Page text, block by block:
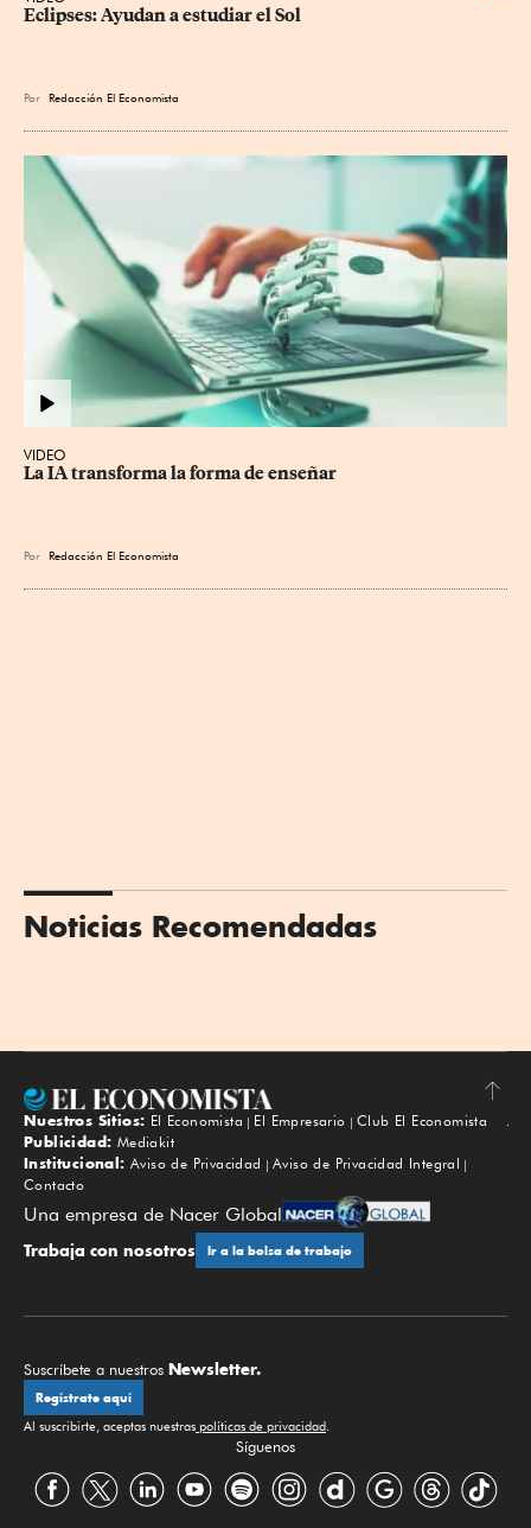
Eclipses: Ayudan a estudiar el Sol
Por Redacción El Economista
VIDEO
La IA transforma la forma de enseñar
Por Redacción El Economista
Noticias Recomendadas
Subir
Nuestros Sitios: El Economista El Empresario
Club El Economista
Publicidad: Mediakit
Institucional: Aviso de Privacidad
Aviso de Privacidad Integral
Contacto
Una empresa de Nacer Global
Trabaja con nosotros Ir a la bolsa de trabajo
Suscríbete a nuestros Newsletter.
Regístrate aquí
Al suscribirte, aceptas nuestras políticas de privacidad.
Síguenos